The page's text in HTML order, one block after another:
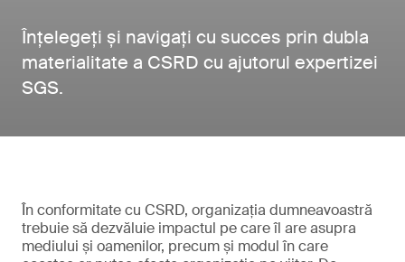
Înțelegeți și navigați cu succes prin dubla
materialitate a CSRD cu ajutorul expertizei
SGS.
În conformitate cu CSRD, organizația dumneavoastră
trebuie să dezvăluie impactul pe care îl are asupra
mediului și oamenilor, precum și modul în care